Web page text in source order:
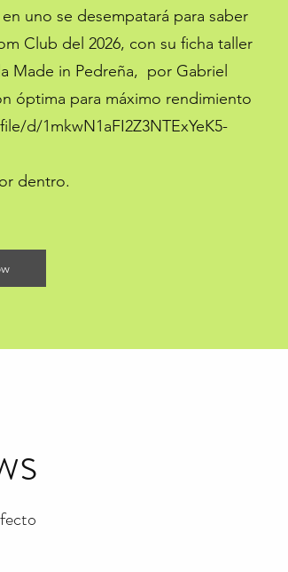
uno se desempatará para saber
Club del 2026, con su ficha taller
Made in Pedreña, por Gabriel
óptima para máximo rendimiento
d/1mkwN1aFI2Z3NTExYeK5-
dentro.